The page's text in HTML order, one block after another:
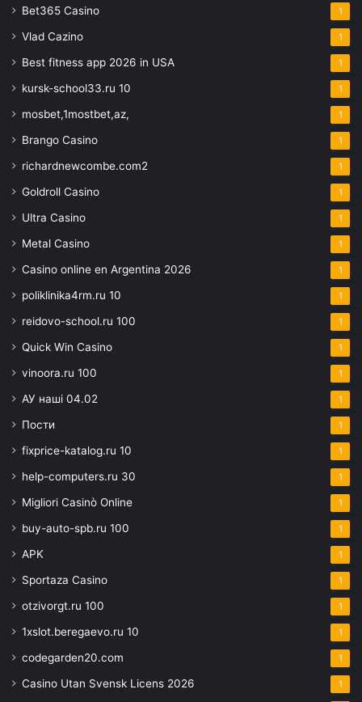
Bet365 Casino 1
Vlad Cazino 1
Best fitness app 2026 in USA 1
kursk-school33.ru 10 1
mosbet,1mostbet,az, 1
Brango Casino 1
richardnewcombe.com2 1
Goldroll Casino 1
Ultra Casino 1
Metal Casino 1
Casino online en Argentina 2026 1
poliklinika4rm.ru 10 1
reidovo-school.ru 100 1
Quick Win Casino 1
vinoora.ru 100 1
АУ наші 04.02 1
Пости 1
fixprice-katalog.ru 10 1
help-computers.ru 30 1
Migliori Casinò Online 1
buy-auto-spb.ru 100 1
APK 1
Sportaza Casino 1
otzivorgt.ru 100 1
1xslot.beregaevo.ru 10 1
codegarden20.com 1
Casino Utan Svensk Licens 2026 1